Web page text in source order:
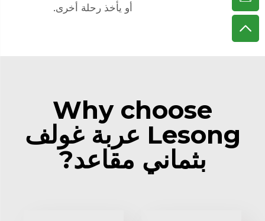
أو يأخذ رحلة أخرى.
Why choose
Lesong عربة غولف
بثماني مقاعد?